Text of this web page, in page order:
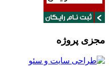
مجزی پروژه